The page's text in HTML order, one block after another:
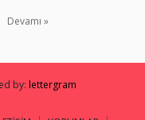
Devamı »
by: lettergram